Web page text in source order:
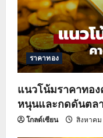
ราคาทอง
แนวโน้มราคาทอง
หนุนและกดดันตล
โกลด์เซียน สิงหาคม